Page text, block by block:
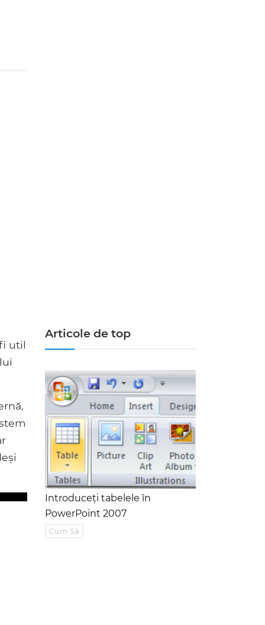
util
Articole de top
Introduceți tabelele în
PowerPoint 2007
Cum Să